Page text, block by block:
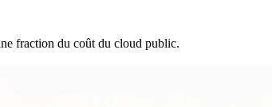
fraction du coût du cloud public.